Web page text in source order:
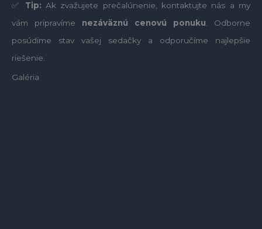
✅ Tip: Ak zvažujete prečalúnenie, kontaktujte nás a my
vám pripravíme nezáväznú cenovú ponuku . Odborne
posúdime stav vašej sedačky a odporučíme najlepšie
riešenie.
Galéria